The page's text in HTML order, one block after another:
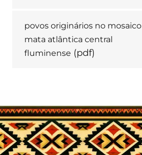
povos originários no mosaico
mata atlântica central
fluminense (pdf)